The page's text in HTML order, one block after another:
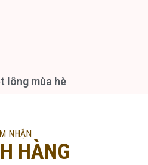
lông mùa hè
NHẬN
HÀNG